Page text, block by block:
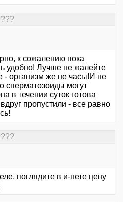
к сожалению пока
удобно! Лучше не жалейте
- организм же не часы!И не
сперматозоиды могут
в течении суток готова
пропустили - все равно
поглядите в и-нете цену